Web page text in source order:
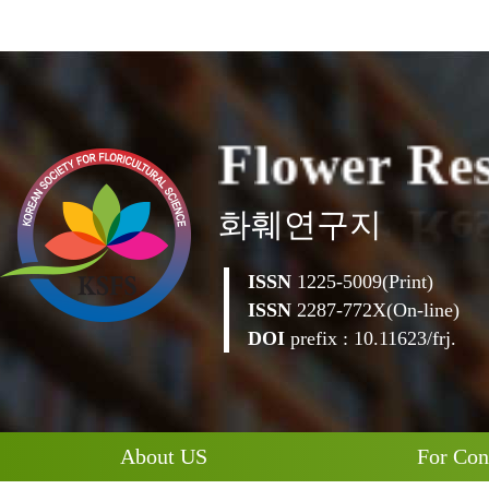
Flowe r R
화훼연구지
ISSN 1225-5009(Print)
ISSN 2287-772X(On-line)
DOI prefix : 10.11623/frj.
About US For